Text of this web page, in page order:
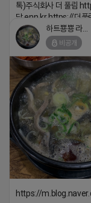
톡)주식회사 더 풀림
담.enn.kr https://더풀
2026-04-18 17:26
하트뿅뿅 라이언
비공개
https://